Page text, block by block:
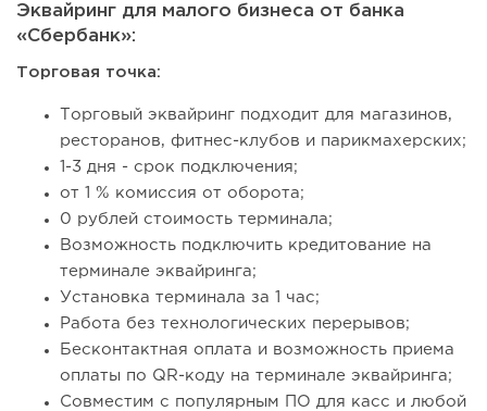
Эквайринг для малого бизнеса от банка
«Сбербанк»:
Торговая точка:
Торговый эквайринг подходит для магазинов,
ресторанов, фитнес-клубов и парикмахерских;
1-3 дня - срок подключения;
от 1 % комиссия от оборота;
0 рублей стоимость терминала;
Возможность подключить кредитование на
терминале эквайринга;
Установка терминала за 1 час;
Работа без технологических перерывов;
Бесконтактная оплата и возможность приема
оплаты по QR-коду на терминале эквайринга;
Совместим с популярным ПО для касс и любой